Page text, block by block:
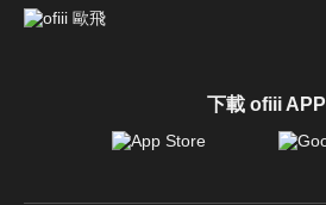
下載 ofiii APP